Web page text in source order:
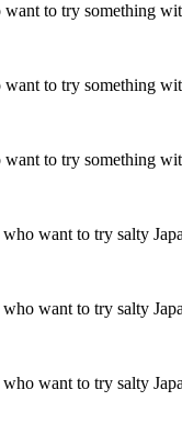
to try something
to try something
to try something
want to try salty
want to try salty
want to try salty